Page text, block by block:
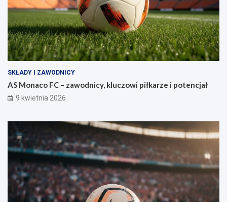
SKŁADY I ZAWODNICY
AS Monaco FC – zawodnicy, kluczowi piłkarze i potencjał
9 kwietnia 2026